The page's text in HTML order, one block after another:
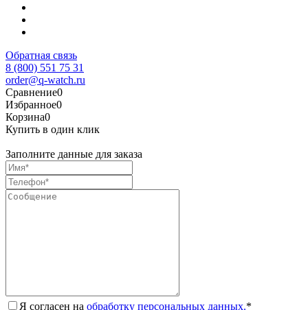
Обратная связь
8 (800) 551 75 31
order@q-watch.ru
Сравнение0
Избранное0
Корзина0
Купить в один клик
Заполните данные для заказа
Я согласен на обработку персональных данных.*